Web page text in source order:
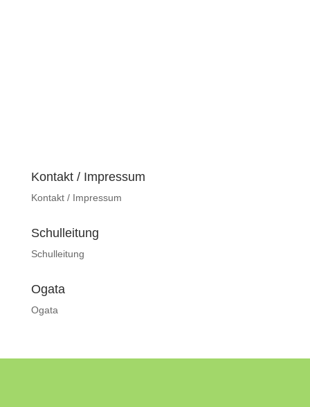
Kontakt / Impressum
Kontakt / Impressum
Schulleitung
Schulleitung
Ogata
Ogata